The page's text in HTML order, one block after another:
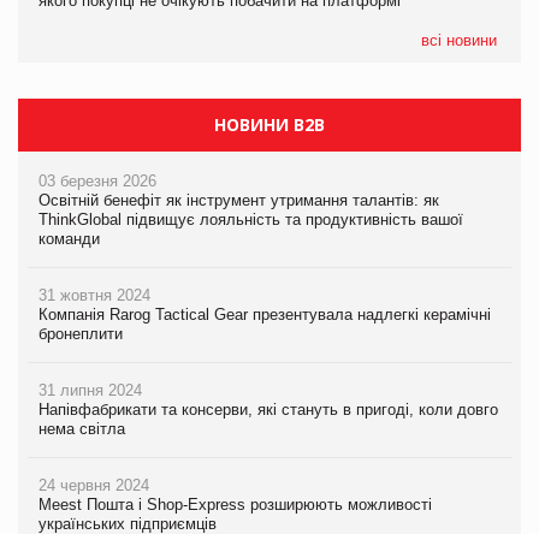
всі новини
НОВИНИ B2B
03 березня 2026
Освітній бенефіт як інструмент утримання талантів: як
ThinkGlobal підвищує лояльність та продуктивність вашої
команди
31 жовтня 2024
Компанія Rarog Tactical Gear презентувала надлегкі керамічні
бронеплити
31 липня 2024
Напівфабрикати та консерви, які стануть в пригоді, коли довго
нема світла
24 червня 2024
Meest Пошта і Shop-Express розширюють можливості
українських підприємців